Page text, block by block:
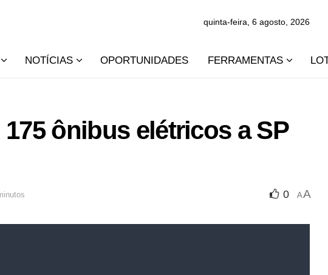
quinta-feira, 6 agosto, 2026
NOTÍCIAS OPORTUNIDADES FERRAMENTAS
ônibus elétricos a SP
0 AA